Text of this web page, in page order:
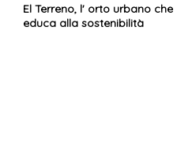
El Terreno, l' orto urbano che
educa alla sostenibilità